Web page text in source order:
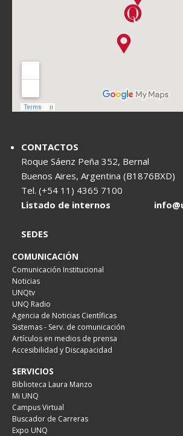
CONTACTOS
Roque Sáenz Peña 352, Bernal
Buenos Aires, Argentina (B1876BXD)
Tel. (+54 11) 4365 7100
Listado de internos
SEDES
COMUNICACIÓN
Comunicación Institucional
Noticias
UNQtv
UNQ Radio
Agencia de Noticias Científicas
Sistemas - Serv. de comunicación
Artículos en medios de prensa
Accesibilidad y Discapacidad
SERVICIOS
Biblioteca Laura Manzo
Mi UNQ
Campus Virtual
Buscador de Carreras
Expo UNQ